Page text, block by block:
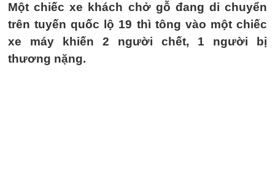
Một chiếc xe khách chở gỗ đang di chuyển
trên tuyến quốc lộ 19 thì tông vào một chiếc
xe máy khiến 2 người chết, 1 người bị
thương nặng.